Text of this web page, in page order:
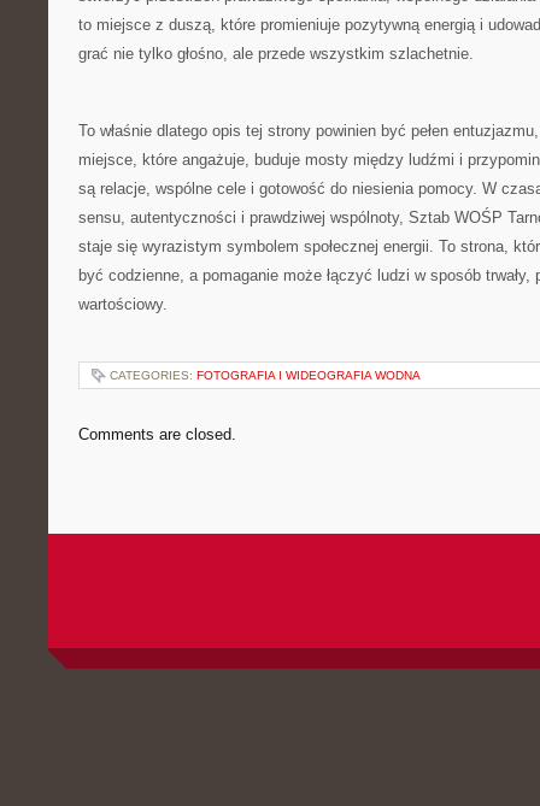
to miejsce z duszą, które promieniuje pozytywną energią i
grać nie tylko głośno, ale przede wszystkim szlachetnie.
To właśnie dlatego opis tej strony powinien być pełen
miejsce, które angażuje, buduje mosty między ludźmi i
są relacje, wspólne cele i gotowość do niesienia pomocy. W
sensu, autentyczności i prawdziwej wspólnoty, Sztab WOŚP
staje się wyrazistym symbolem społecznej energii. To strona,
być codzienne, a pomaganie może łączyć ludzi w sposób trwały,
wartościowy.
CATEGORIES: FOTOGRAFIA I WIDEOGRAFIA WODNA
Comments are closed.